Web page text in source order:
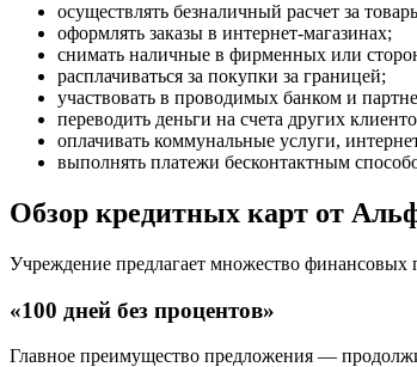
осуществлять безналичный расчет за
оформлять заказы в интернет-магазинах;
снимать наличные в фирменных или
расплачиваться за покупки за границей;
участвовать в проводимых банком и
переводить деньги на счета других
оплачивать коммунальные услуги,
выполнять платежи бесконтактным
Обзор кредитных карт от
Учреждение предлагает множество
«100 дней без процентов»
Главное преимущество предложения —